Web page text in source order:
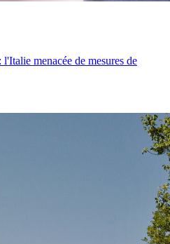
menacée de mesures de